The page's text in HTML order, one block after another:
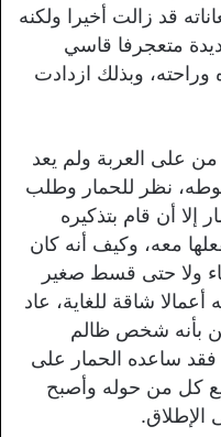
قد زالت أخيرا ولكنه
متعجرفا قاسي
وراحته، وبذلك ازدادت
على العربة ولم يعد
نظر للحمار وطلب
إلا أن قام بتذكيره
معه، وكيف أنه كان
ماء ولا حتى قسط صغير
شاقة للغاية، عاد
بأنه شخص ظالم
فقد ساعده الحمار على
كل من حوله وأصبح
الإطلاق.